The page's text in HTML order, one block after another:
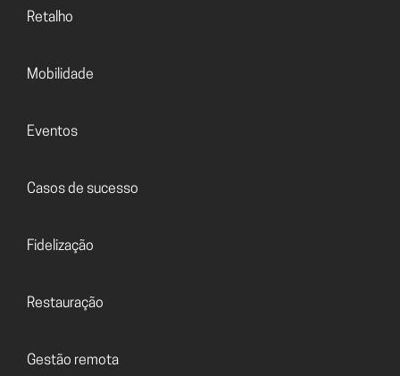
Retalho
Mobilidade
Eventos
Casos de sucesso
Fidelização
Restauração
Gestão remota